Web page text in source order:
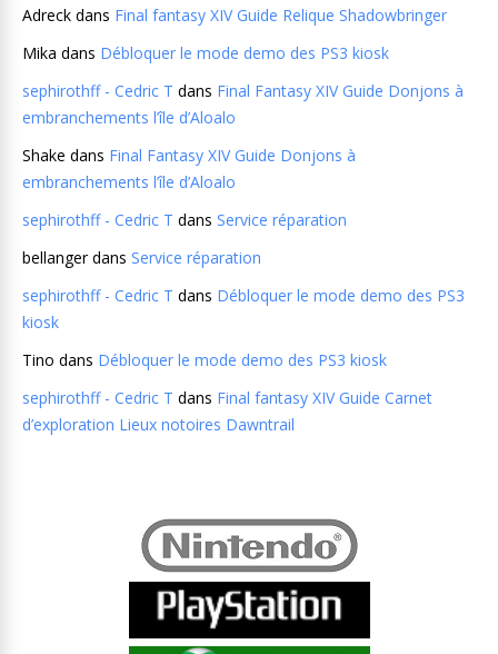
Adreck dans Final fantasy XIV Guide Relique Shadowbringer
Mika dans Débloquer le mode demo des PS3 kiosk
sephirothff - Cedric T dans Final Fantasy XIV Guide Donjons à
embranchements l’île d’Aloalo
Shake dans Final Fantasy XIV Guide Donjons à
embranchements l’île d’Aloalo
sephirothff - Cedric T dans Service réparation
bellangerdans Service réparation
sephirothff - Cedric T dans Débloquer le mode demo des PS3
kiosk
Tino dans Débloquer le mode demo des PS3 kiosk
sephirothff - Cedric T dans Final fantasy XIV Guide Carnet
d’exploration Lieux notoires Dawntrail